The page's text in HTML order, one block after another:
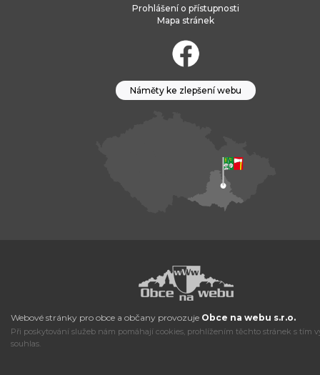
Prohlášení o přístupnosti
Mapa stránek
Náměty ke zlepšení webu
Webové stránky pro obce a občany provozuje Obce na webu s.r.o.
Při poskytování služeb nám pomáhají cookies, prohlížením těchto stránek s tím
souhlas.